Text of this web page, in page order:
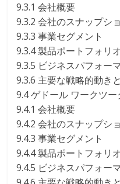
9.3.1 会社概要
9.3.2 会社のスナップシ
9.3.3 事業セグメント
9.3.4 製品ポートフォリオ
9.3.5 ビジネスパフォー
9.3.6 主要な戦略的動き
9.4 ゲドール ワークツ
9.4.1 会社概要
9.4.2 会社のスナップシ
9.4.3 事業セグメント
9.4.4 製品ポートフォリオ
9.4.5 ビジネスパフォー